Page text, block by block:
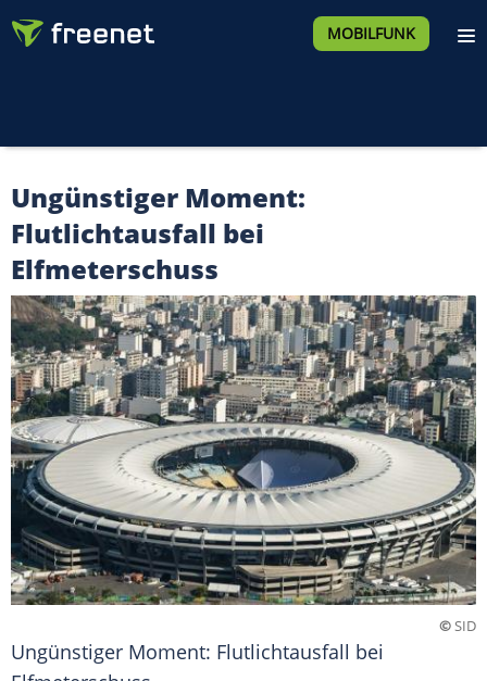
MOBILFUNK
Ungünstiger Moment:
Flutlichtausfall bei
Elfmeterschuss
©SID
Ungünstiger Moment: Flutlichtausfall bei